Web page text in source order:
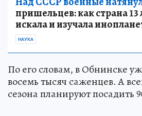
пришельцев: как страна 13
искала и изучала
НАУКА
По его словам, в Обнинске
восемь тысяч саженцев. А
сезона планируют посадить